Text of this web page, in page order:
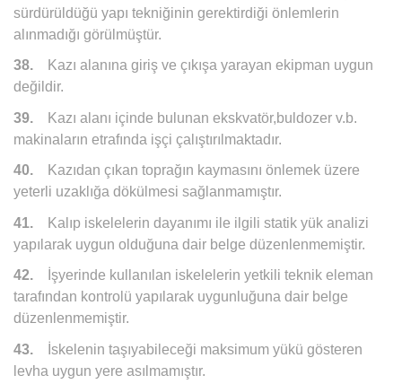
sürdürüldüğü yapı tekniğinin gerektirdiği önlemlerin
alınmadığı görülmüştür.
38.
Kazı alanına giriş ve çıkışa yarayan ekipman uygun
değildir.
39.
Kazı alanı içinde bulunan ekskvatör,buldozer v.b.
makinaların etrafında işçi çalıştırılmaktadır.
40.
Kazıdan çıkan toprağın kaymasını önlemek üzere
yeterli uzaklığa dökülmesi sağlanmamıştır.
41.
Kalıp iskelelerin dayanımı ile ilgili statik yük analizi
yapılarak uygun olduğuna dair belge düzenlenmemiştir.
42.
İşyerinde kullanılan iskelelerin yetkili teknik eleman
tarafından kontrolü yapılarak uygunluğuna dair belge
düzenlenmemiştir.
43.
İskelenin taşıyabileceği maksimum yükü gösteren
levha uygun yere asılmamıştır.